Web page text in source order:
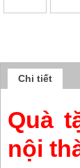
Chi tiết
Quà
nội